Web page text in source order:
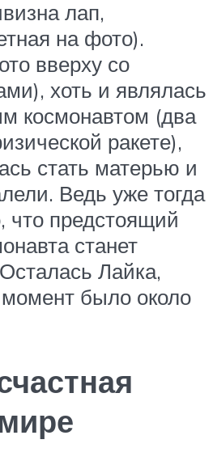
лап,
на фото).
вверху со
хоть и являлась
космонавтом (два
ракете),
стать матерью и
Ведь уже тогда
что предстоящий
станет
Лайка,
момент было около